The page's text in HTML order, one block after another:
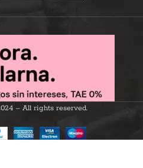
– All rights reserved.